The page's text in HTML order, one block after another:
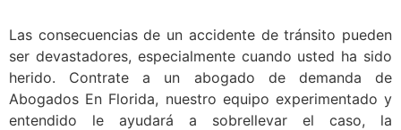
Las consecuencias de un accidente de tránsito pueden
ser devastadores, especialmente cuando usted ha sido
herido. Contrate a un abogado de demanda de
Abogados En Florida, nuestro equipo experimentado y
entendido le ayudará a sobrellevar el caso, la